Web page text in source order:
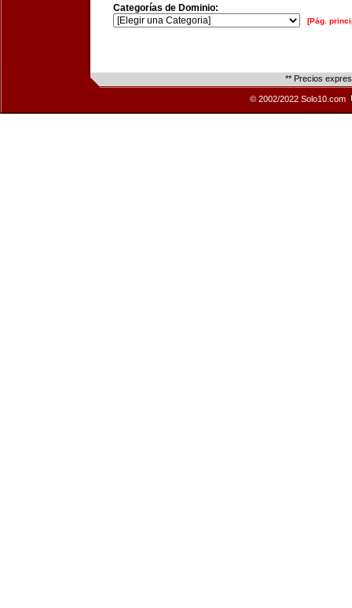
Categorías de Dominio:
[Pág.
** Precios
© 2002/2022 Solo10.com